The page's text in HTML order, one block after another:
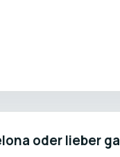
oder lieber